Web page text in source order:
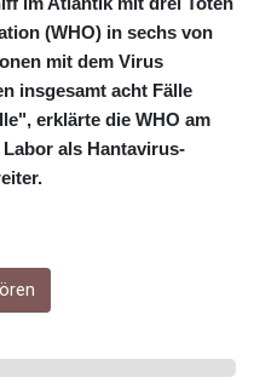
CUC 1
CUP 26.5
CVE 95.649308
DKK 6.480765
FKP 0.743241
(WHO) in sechs von
mit dem Virus
insgesamt acht Fälle
erklärte die WHO am
als Hantavirus-